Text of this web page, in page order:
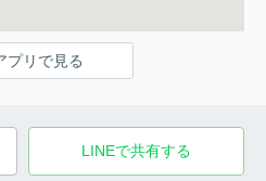
プリで見る
LINEで共有する